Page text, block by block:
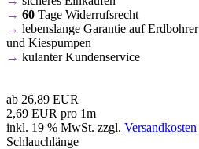
→ 60 Tage Widerrufsrecht
→ lebenslange Garantie auf Erdbohrer
und Kiespumpen
→ kulanter Kundenservice
ab 26,89 EUR
2,69 EUR pro 1m
inkl. 19 % MwSt. zzgl. Versandkosten
Schlauchlänge